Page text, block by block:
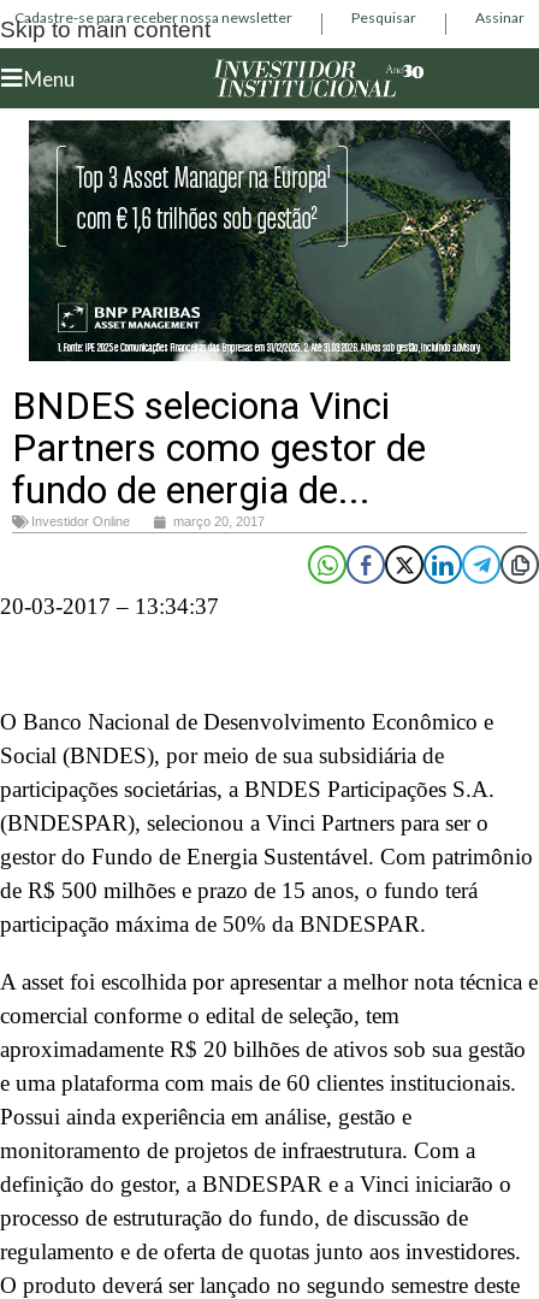
Skip to main content
Cadastre-se para receber nossa newsletter Pesquisar Assinar
Menu
BNDES seleciona Vinci
Partners como gestor de
fundo de energia de...
Investidor Online março 20, 2017
20-03-2017 – 13:34:37
O Banco Nacional de Desenvolvimento Econômico e
Social (BNDES), por meio de sua subsidiária de
participações societárias, a BNDES Participações S.A.
(BNDESPAR), selecionou a Vinci Partners para ser o
gestor do Fundo de Energia Sustentável. Com patrimônio
de R$ 500 milhões e prazo de 15 anos, o fundo terá
participação máxima de 50% da BNDESPAR.
A asset foi escolhida por apresentar a melhor nota técnica e
comercial conforme o edital de seleção, tem
aproximadamente R$ 20 bilhões de ativos sob sua gestão
e uma plataforma com mais de 60 clientes institucionais.
Possui ainda experiência em análise, gestão e
monitoramento de projetos de infraestrutura. Com a
definição do gestor, a BNDESPAR e a Vinci iniciarão o
processo de estruturação do fundo, de discussão de
regulamento e de oferta de quotas junto aos investidores.
O produto deverá ser lançado no segundo semestre deste